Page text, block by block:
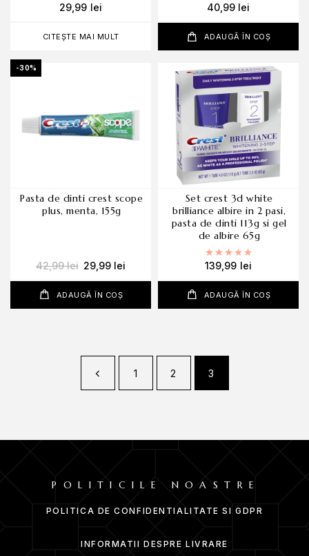
CITEȘTE MAI MULT
29,99 lei
ADAUGĂ ÎN COȘ
40,99 lei
-30%
ADAUGĂ ÎN COȘ
pasta de dinti crest scope
plus, menta, 155g
42,99lei 29,99 lei
ADAUGĂ ÎN COȘ
set crest 3d white
brilliance albire in 2 pasi,
pasta de dinti 113g si gel
de albire 65g
Evaluat la
139,99 lei
1 2 3
POLITICILE NOASTRE
POLITICA DE CONFIDENTIALITATE SI GDPR
INFORMATII DESPRE LIVRARE